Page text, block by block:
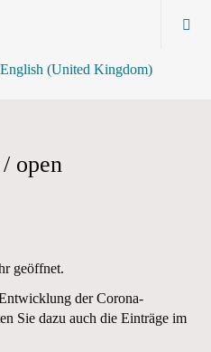
open
geöffnet.
der Corona-
Sie dazu auch die Einträge im